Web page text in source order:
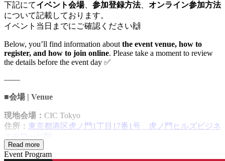
下記にてイベント会場、 参加登録方法、 オンライン参加方法
について記載しております。
イベント当日までにご確認ください🙌
Below, you’ll find information about the event venue, how to
register, and how to join online. Please take a moment to review
the details before the event day ✅
——
■会場 | Venue
現地会場： CIC Tokyo
住所： 東京都港区虎ノ門1丁目17番1号 虎ノ門ヒルズビジネ
*イベント受付は
Read more
Event Program